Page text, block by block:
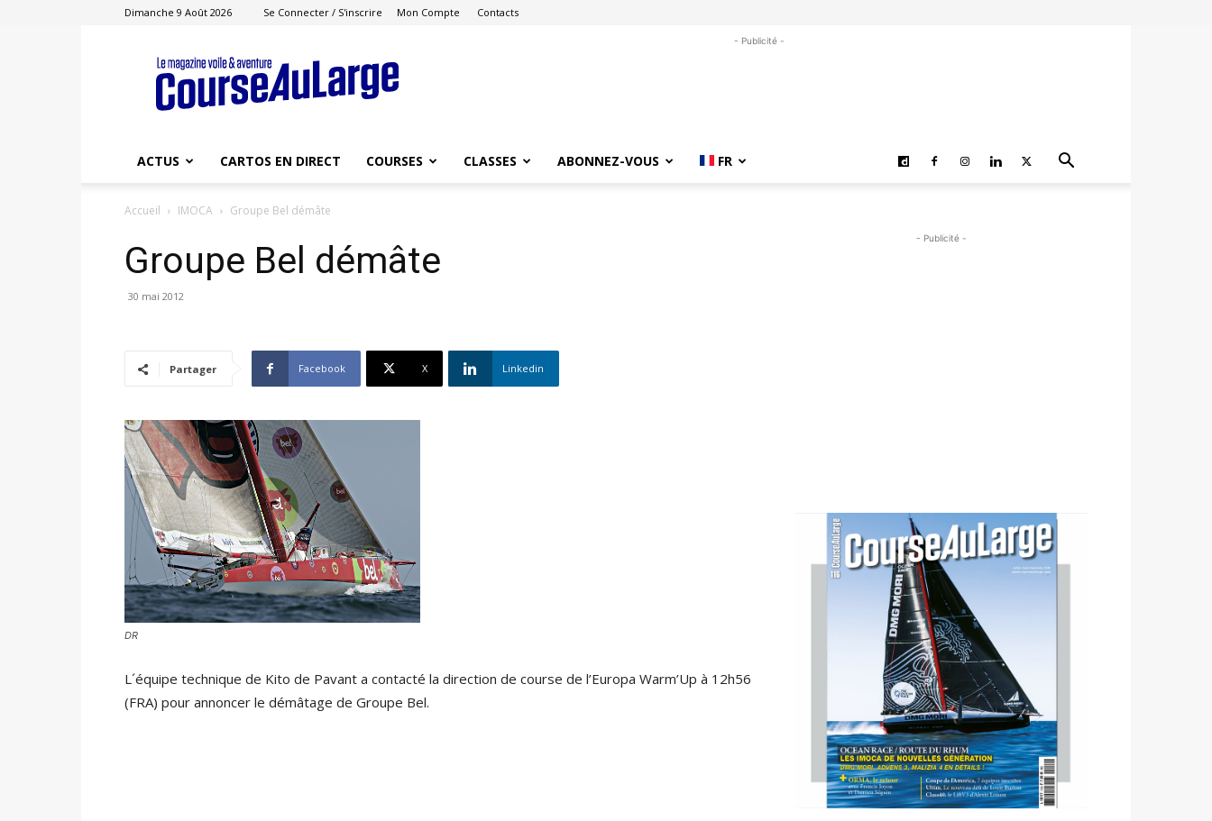
Dimanche 9 Août 2026 Se Connecter / S'inscrire Mon Compte Contacts
Course
au
Large
- Publicité -
ACTUS CARTOS EN DIRECT COURSES CLASSES ABONNEZ-VOUS FR
Accueil IMOCA Groupe Bel démâte
Groupe Bel démâte
30 mai 2012
Partager Facebook X Linkedin
DR
L´équipe technique de Kito de Pavant a contacté la direction de course de l’Europa Warm’Up à 12h56
(FRA) pour annoncer le démâtage de Groupe Bel.
- Publicité -